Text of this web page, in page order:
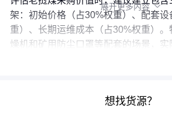
架：初始价格（占30%权重）、配套设
重）、长期运维成本（占30%权重）
燥机和矿用防尘口罩等配套的场景，
展开更多内容 
想找货源？